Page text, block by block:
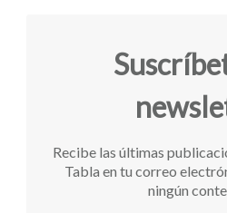
Recibe las últimas
Tabla en tu correo
ningún